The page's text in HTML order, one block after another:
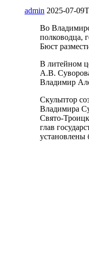
admin 2025-07-
Во
полководца,
Бюст
В литейном
А.В.
Владимир
Скульптор
Владимира
Свято-
глав
установлены